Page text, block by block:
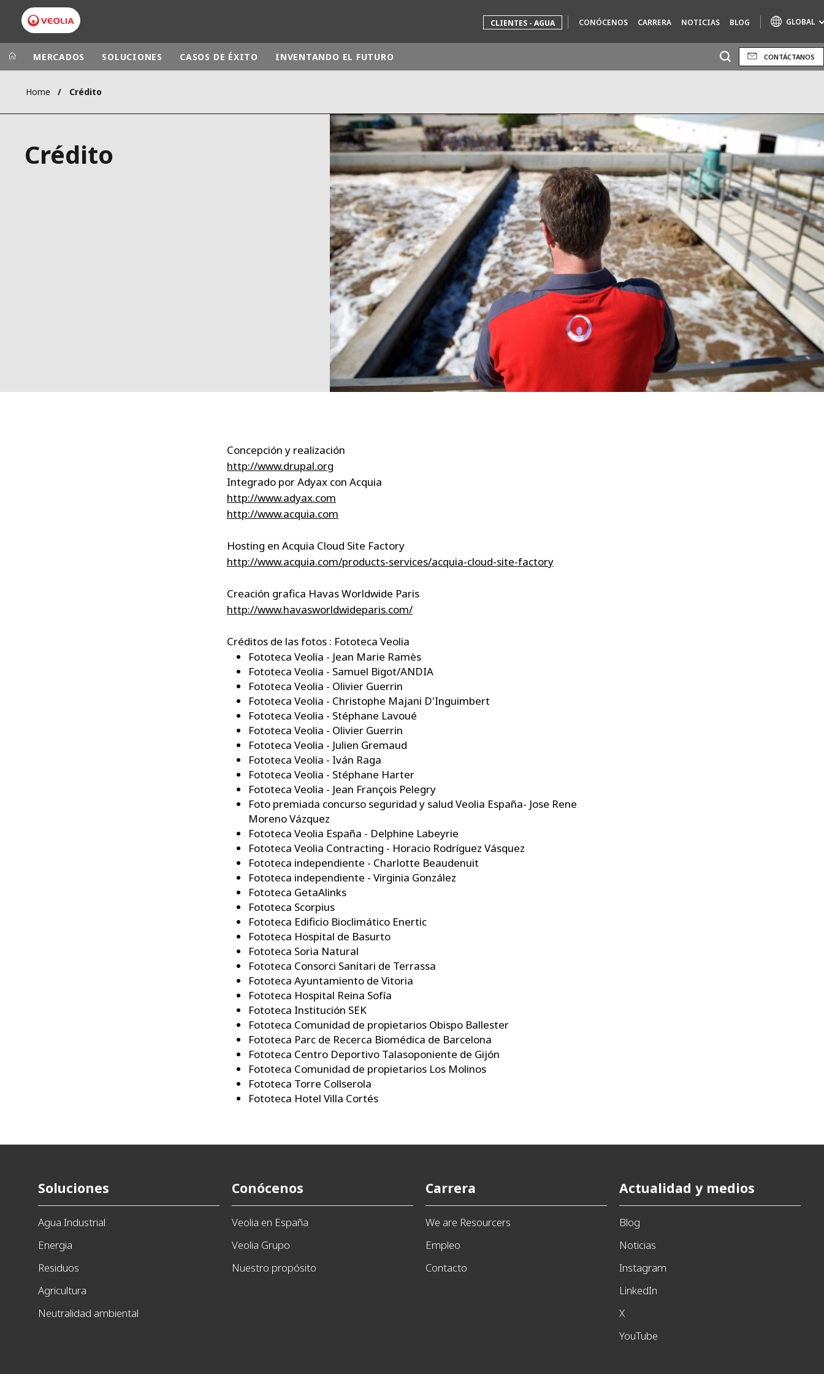
CLIENTES - AGUA CONÓCENOS CARRERA NOTICIAS BLOG GLOBAL
Grupo Veolia
CAMPUS
AUSTRALIA Y NUEVA ZELANDA
NORTEAMÉRICA
ÁFRICA Y ORIENTE MEDIO
ÁSIA
AIR QUALITY
ENGINEERING & CONSULTING
HAZARDOUS WASTE EUROPE
INDUSTRIAS SOLUCIONES GLOBALES
NUCLEAR SOLUTIONS
OFIS
SEDE BENELUX
VEOLIA AGRICULTURE
WATER TECHNOLOGIES
MERCADOS SOLUCIONES CASOS DE ÉXITO INVENTANDO EL FUTURO CONTÁCTANOS
Home Crédito
Crédito
Concepción y realización
http://www.drupal.org
Integrado por Adyax con Acquia
http://www.adyax.com
http://www.acquia.com
​Hosting en Acquia Cloud Site Factory
http://www.acquia.com/products-services/acquia-cloud-site-factory
​Creación grafica Havas Worldwide Paris
http://www.havasworldwideparis.com/
Créditos de las fotos : Fototeca Veolia
Fototeca Veolia - Jean Marie Ramès
Fototeca Veolia - Samuel Bigot/ANDIA
Fototeca Veolia - Olivier Guerrin
Fototeca Veolia - Christophe Majani D'Inguimbert
Fototeca Veolia - Stéphane Lavoué
Fototeca Veolia - Olivier Guerrin
Fototeca Veolia - Julien Gremaud
Fototeca Veolia - Iván Raga
Fototeca Veolia - Stéphane Harter
Fototeca Veolia - Jean François Pelegry
Foto premiada concurso seguridad y salud Veolia España- Jose Rene
Moreno Vázquez
Fototeca Veolia España - Delphine Labeyrie
Fototeca Veolia Contracting - Horacio Rodríguez Vásquez
Fototeca independiente - Charlotte Beaudenuit
Fototeca independiente - Virginia González
Fototeca GetaAlinks
Fototeca Scorpius
Fototeca Edificio Bioclimático Enertic
Fototeca Hospital de Basurto
Fototeca Soria Natural
Fototeca Consorci Sanitari de Terrassa
Fototeca Ayuntamiento de Vitoria
Fototeca Hospital Reina Sofía
Fototeca Institución SEK
Fototeca Comunidad de propietarios Obispo Ballester
Fototeca Parc de Recerca Biomédica de Barcelona
Fototeca Centro Deportivo Talasoponiente de Gijón
Fototeca Comunidad de propietarios Los Molinos
Fototeca Torre Collserola
Fototeca Hotel Villa Cortés
Soluciones
Agua Industrial
Energia
Residuos
Agricultura
Neutralidad ambiental
Conócenos
Veolia en España
Veolia Grupo
Nuestro propósito
Carrera
We are Resourcers
Empleo
Contacto
Actualidad y medios
Blog
Noticias
Instagram
LinkedIn
X
YouTube